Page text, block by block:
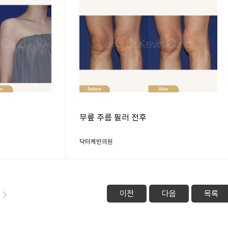
무릎 주름 필러 전후
닥터케빈의원
이전 다음 목록